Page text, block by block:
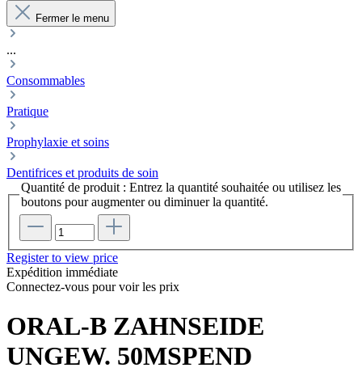
Fermer le menu
...
Consommables
Pratique
Prophylaxie et soins
Dentifrices et produits de soin
Quantité de produit : Entrez la quantité souhaitée ou utilisez les
boutons pour augmenter ou diminuer la quantité.
Register to view price
Expédition immédiate
Connectez-vous pour voir les prix
ORAL-B ZAHNSEIDE
UNGEW. 50MSPEND